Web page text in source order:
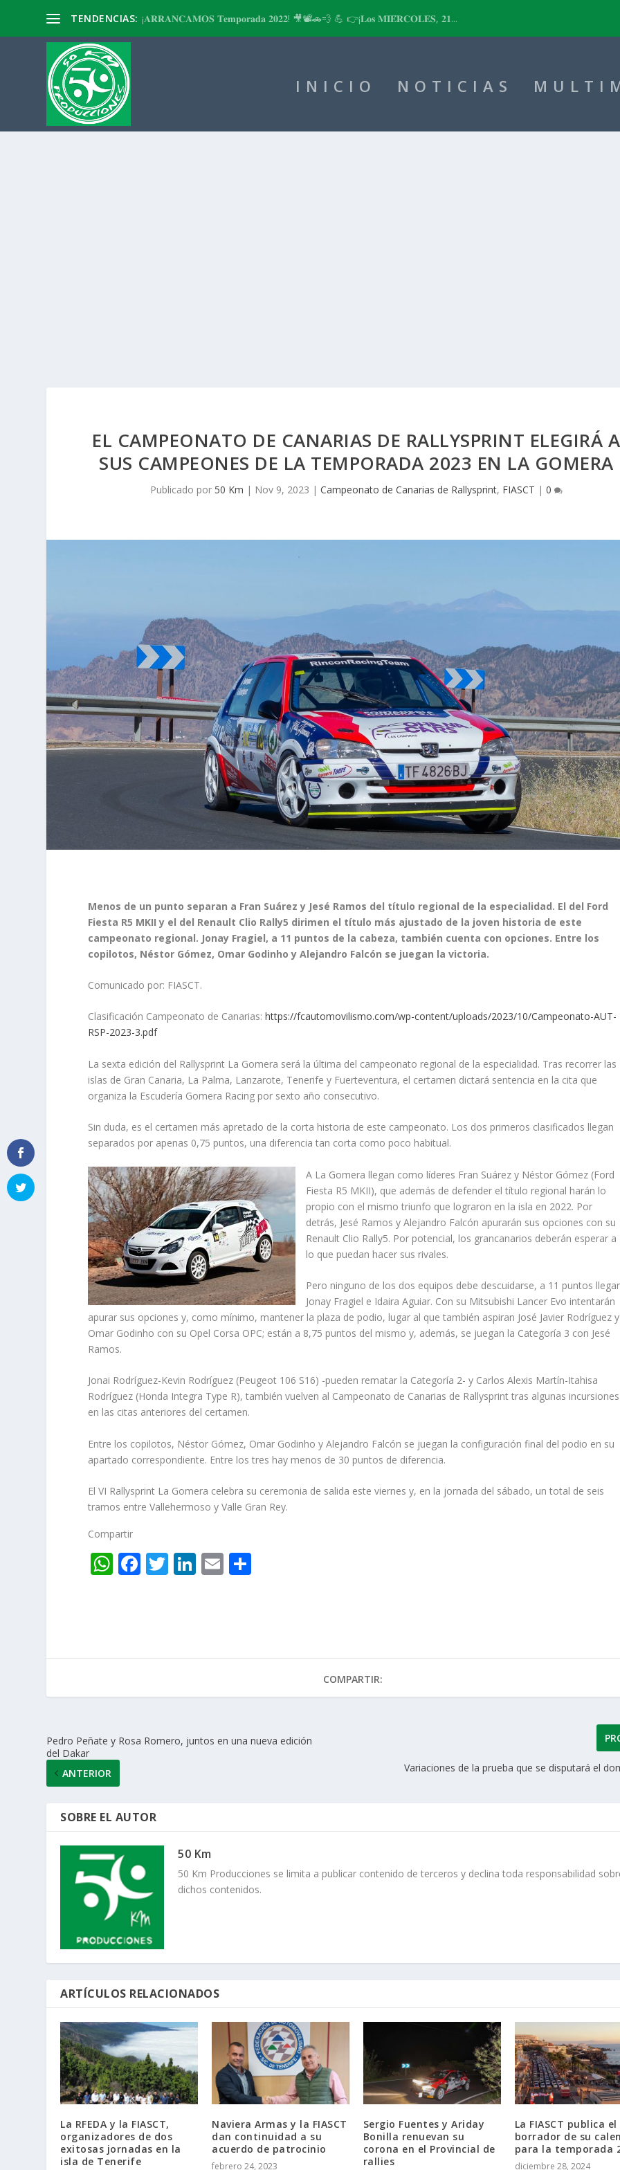
TENDENCIAS: ¡𝐀𝐑𝐑𝐀𝐍𝐂𝐀𝐌𝐎𝐒 𝐓𝐞𝐦𝐩𝐨𝐫𝐚𝐝𝐚 𝟐𝟎𝟐𝟐! 🎥📽🚗💨 💪 👉¡𝐋𝐨𝐬 𝐌𝐈𝐄́𝐑𝐂𝐎𝐋𝐄𝐒, 𝟐𝟏...
INICIO NOTICIAS
EL CAMPEONATO DE CANARIAS DE RALLYSPRINT ELEGIRÁ A
SUS CAMPEONES DE LA TEMPORADA 2023 EN LA GOMERA
Publicado por 50 Km | Nov 9, 2023 | Campeonato de Canarias de Rallysprint, FIASCT | 0
Menos de un punto separan a Fran Suárez y Jesé Ramos del título regional de la especialidad. El del Ford
Fiesta R5 MKII y el del Renault Clio Rally5 dirimen el título más ajustado de la joven historia de este
campeonato regional. Jonay Fragiel, a 11 puntos de la cabeza, también cuenta con opciones. Entre los
copilotos, Néstor Gómez, Omar Godinho y Alejandro Falcón se juegan la victoria.
Comunicado por: FIASCT.
Clasificación Campeonato de Canarias:https://fcautomovilismo.com/wp-content/uploads/2023/10/Campeonato-AUT-
RSP-2023-3.pdf
La sexta edición del Rallysprint La Gomera será la última del campeonato regional de la especialidad. Tras recorrer las
islas de Gran Canaria, La Palma, Lanzarote, Tenerife y Fuerteventura, el certamen dictará sentencia en la cita que
organiza la Escudería Gomera Racing por sexto año consecutivo.
Sin duda, es el certamen más apretado de la corta historia de este campeonato. Los dos primeros clasificados llegan
separados por apenas 0,75 puntos, una diferencia tan corta como poco habitual.
A La Gomera llegan como líderes Fran Suárez y Néstor Gómez (Ford
Fiesta R5 MKII), que además de defender el título regional harán lo
propio con el mismo triunfo que lograron en la isla en 2022. Por
detrás, Jesé Ramos y Alejandro Falcón apurarán sus opciones con su
Renault Clio Rally5. Por potencial, los grancanarios deberán esperar a
lo que puedan hacer sus rivales.
Pero ninguno de los dos equipos debe descuidarse, a 11 puntos
Jonay Fragiel e Idaira Aguiar. Con su Mitsubishi Lancer Evo intentarán
apurar sus opciones y, como mínimo, mantener la plaza de podio, lugar al que también aspiran José Javier Rodríguez y
Omar Godinho con su Opel Corsa OPC; están a 8,75 puntos del mismo y, además, se juegan la Categoría 3 con Jesé
Ramos.
Jonai Rodríguez-Kevin Rodríguez (Peugeot 106 S16) -pueden rematar la Categoría 2- y Carlos Alexis Martín-Itahisa
Rodríguez (Honda Integra Type R), también vuelven al Campeonato de Canarias de Rallysprint tras algunas incursiones
en las citas anteriores del certamen.
Entre los copilotos, Néstor Gómez, Omar Godinho y Alejandro Falcón se juegan la configuración final del podio en su
apartado correspondiente. Entre los tres hay menos de 30 puntos de diferencia.
El VI Rallysprint La Gomera celebra su ceremonia de salida este viernes y, en la jornada del sábado, un total de seis
tramos entre Vallehermoso y Valle Gran Rey.
Compartir
W
A
p
F
o
k
T Li
dI
E
ar
r
COMPARTIR:
Pedro Peñate y Rosa Romero, juntos en una nueva edición
del Dakar
ANTERIOR
Variaciones de la prueba que se disputará el
SOBRE EL AUTOR
50 Km
50 Km Producciones se limita a publicar contenido de terceros y declina toda responsabilidad
dichos contenidos.
ARTÍCULOS RELACIONADOS
La RFEDA y la FIASCT,
organizadores de dos
exitosas jornadas en la
isla de Tenerife
Naviera Armas y la FIASCT
dan continuidad a su
acuerdo de patrocinio
febrero 24, 2023
Sergio Fuentes y Ariday
Bonilla renuevan su
corona en el Provincial de
rallies
La FIASCT publica el
borrador de su
para la temporada
diciembre 28, 2024